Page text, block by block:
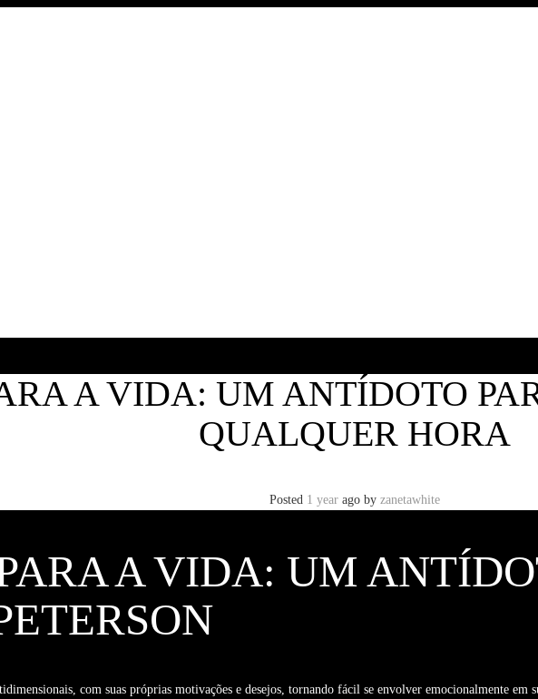
A VIDA: UM ANTÍDOTO
QUALQUER HORA
Posted 1 year ago by zanetawhite
A VIDA: UM
com suas próprias motivações e desejos, tornando fácil se envolver emocionalmente em